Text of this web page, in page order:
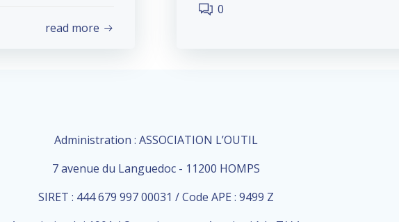
read more
0
Administration : ASSOCIATION L’OUTIL
7 avenue du Languedoc - 11200 HOMPS
SIRET : 444 679 997 00031 / Code APE : 9499 Z